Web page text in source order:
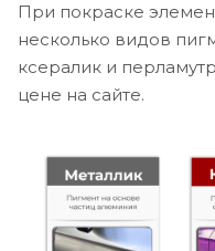
При покраске
несколько видов
ксералик и
цене на сайте.